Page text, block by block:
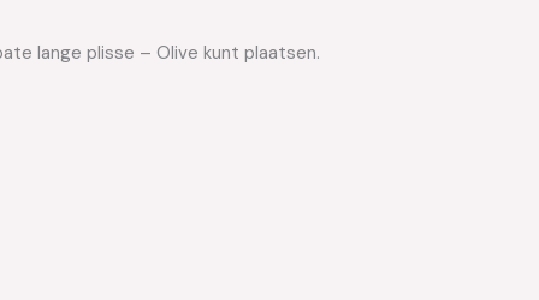
lange plisse – Olive kunt plaatsen.